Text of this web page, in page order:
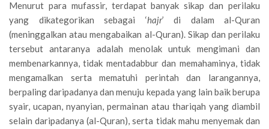
Menurut para mufassir, terdapat banyak sikap dan perilaku
yang dikategorikan sebagai ‘hajr’ di dalam al-Quran
(meninggalkan atau mengabaikan al-Quran). Sikap dan perilaku
tersebut antaranya adalah menolak untuk mengimani dan
membenarkannya, tidak mentadabbur dan memahaminya, tidak
mengamalkan serta mematuhi perintah dan larangannya,
berpaling daripadanya dan menuju kepada yang lain baik berupa
syair, ucapan, nyanyian, permainan atau thariqah yang diambil
selain daripadanya (al-Quran), serta tidak mahu menyemak dan